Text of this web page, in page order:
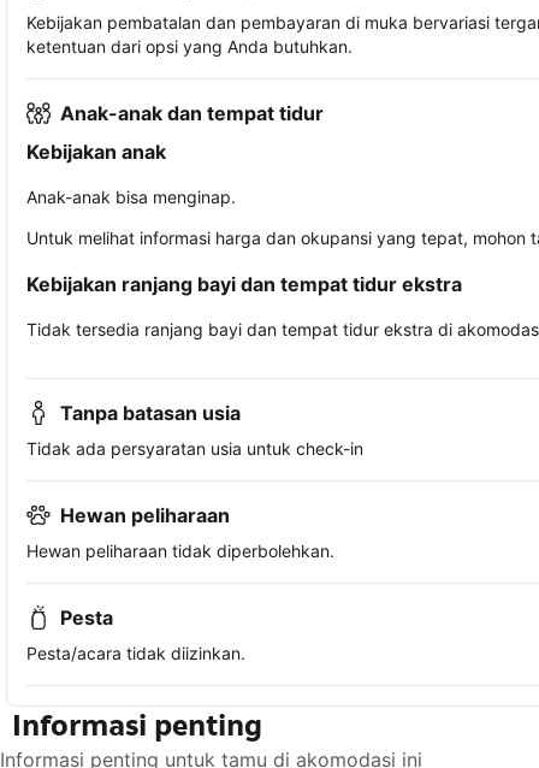
Kebijakan pembatalan dan pembayaran di muka bervariasi
ketentuan dari opsi yang Anda butuhkan.
Anak-anak dan tempat tidur
Kebijakan anak
Anak-anak bisa menginap.
Untuk melihat informasi harga dan okupansi yang tepat,
Kebijakan ranjang bayi dan tempat tidur ekstra
Tidak tersedia ranjang bayi dan tempat tidur ekstra di
Tanpa batasan usia
Tidak ada persyaratan usia untuk check-in
Hewan peliharaan
Hewan peliharaan tidak diperbolehkan.
Pesta
Pesta/acara tidak diizinkan.
Informasi penting
Informasi penting untuk tamu di akomodasi ini